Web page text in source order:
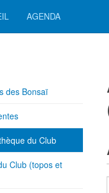
AGENDA
des Bonsaï
du Club
Club (topos et